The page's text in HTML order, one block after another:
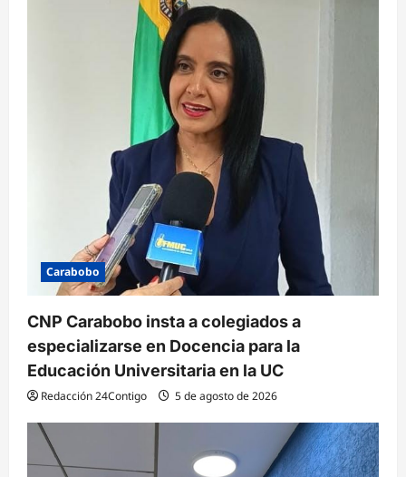
Carabobo
CNP Carabobo insta a colegiados a
especializarse en Docencia para la
Educación Universitaria en la UC
Redacción 24Contigo 5 de agosto de 2026